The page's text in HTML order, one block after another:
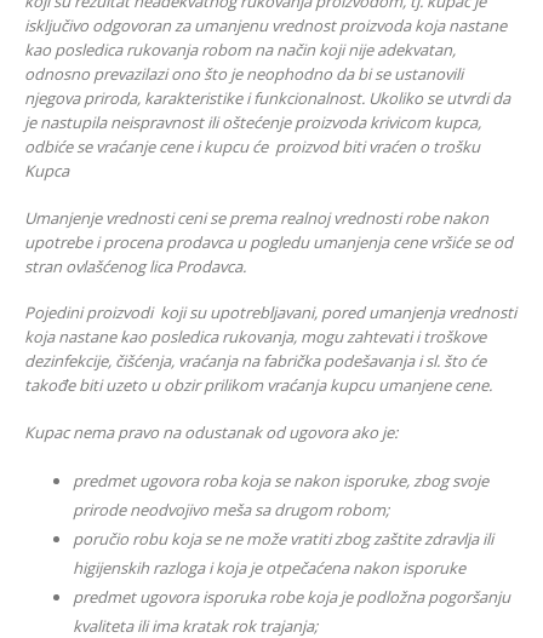
isključivo odgovoran za umanjenu vrednost proizvoda koja nastane
kao posledica rukovanja robom na način koji nije adekvatan,
odnosno prevazilazi ono što je neophodno da bi se ustanovili
njegova priroda, karakteristike i funkcionalnost. Ukoliko se utvrdi da
je nastupila neispravnost ili oštećenje proizvoda krivicom kupca,
odbiće se vraćanje cene i kupcu će proizvod biti vraćen o trošku
Kupca
Umanjenje vrednosti ceni se prema realnoj vrednosti robe nakon
upotrebe i procena prodavca u pogledu umanjenja cene vršiće se od
stran ovlašćenog lica Prodavca.
Pojedini proizvodi koji su upotrebljavani, pored umanjenja vrednosti
koja nastane kao posledica rukovanja, mogu zahtevati i troškove
dezinfekcije, čišćenja, vraćanja na fabrička podešavanja i sl. što će
takođe biti uzeto u obzir prilikom vraćanja kupcu umanjene cene.
Кupac nema pravo na odustanak od ugovora ako je:
predmet ugovora roba koja se nakon isporuke, zbog svoje
prirode neodvojivo meša sa drugom robom;
poručio robu koja se ne može vratiti zbog zaštite zdravlja ili
higijenskih razloga i koja je otpečaćena nakon isporuke
predmet ugovora isporuka robe koja je podložna pogoršanju
kvaliteta ili ima kratak rok trajanja;